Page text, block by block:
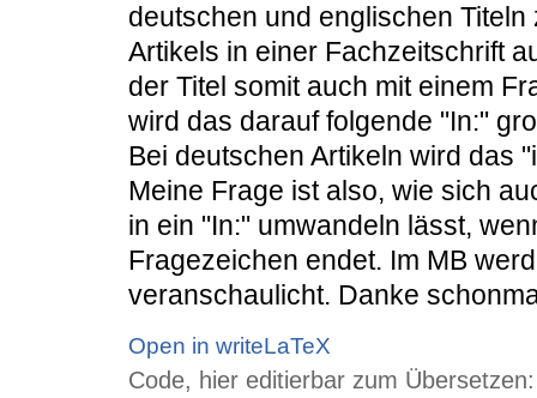
deutschen und englischen
Artikels in einer Fachzeitschrift
der Titel somit auch mit einem
wird das darauf folgende "In:"
Bei deutschen Artikeln wird das
Meine Frage ist also, wie sich
in ein "In:" umwandeln lässt,
Fragezeichen endet. Im MB
veranschaulicht. Danke
Open in writeLaTeX
Code, hier editierbar zum Übersetzen: